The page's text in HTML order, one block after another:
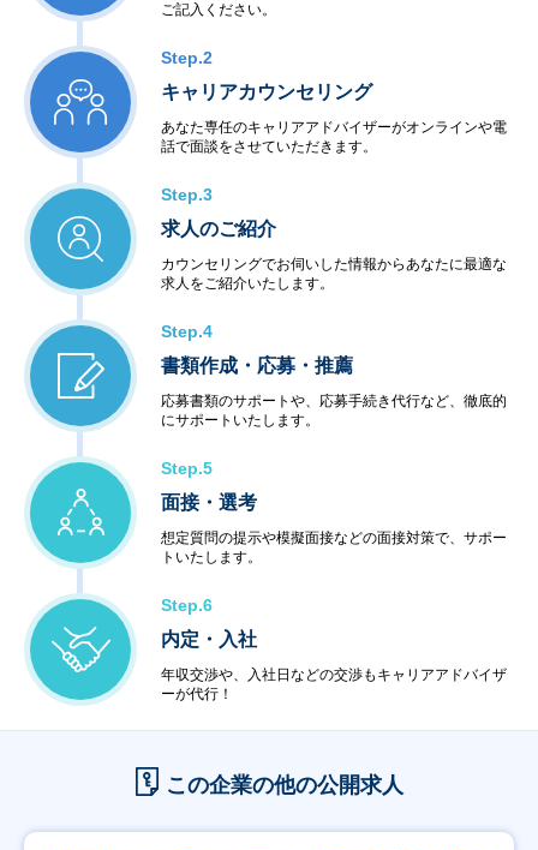
ご記入ください。
Step.2
キャリアカウンセリング
あなた専任のキャリアアドバイザーがオンラインや電
話で面談をさせていただきます。
Step.3
求人のご紹介
カウンセリングでお伺いした情報からあなたに最適な
求人をご紹介いたします。
Step.4
書類作成・応募・推薦
応募書類のサポートや、応募手続き代行など、徹底的
にサポートいたします。
Step.5
面接・選考
想定質問の提示や模擬面接などの面接対策で、サポー
トいたします。
Step.6
内定・入社
年収交渉や、入社日などの交渉もキャリアアドバイザ
ーが代行！
この企業の他の公開求人